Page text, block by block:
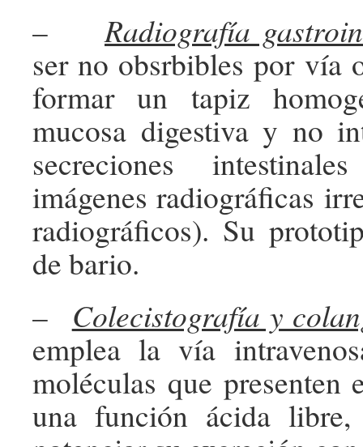
–Radiografía
ser no obsrbibles por vía
formar un tapiz
mucosa digestiva y no
secreciones
imágenes radiográficas
radiográficos). Su
de bario.
– Colecistografía y
emplea la vía
moléculas que presenten
una función ácida